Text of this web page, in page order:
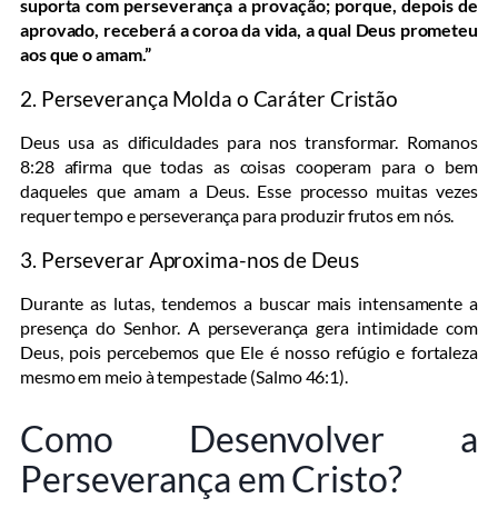
suporta com perseverança a provação; porque, depois de
aprovado, receberá a coroa da vida, a qual Deus prometeu
aos que o amam.”
2. Perseverança Molda o Caráter Cristão
Deus usa as dificuldades para nos transformar. Romanos
8:28 afirma que todas as coisas cooperam para o bem
daqueles que amam a Deus. Esse processo muitas vezes
requer tempo e perseverança para produzir frutos em nós.
3. Perseverar Aproxima-nos de Deus
Durante as lutas, tendemos a buscar mais intensamente a
presença do Senhor. A perseverança gera intimidade com
Deus, pois percebemos que Ele é nosso refúgio e fortaleza
mesmo em meio à tempestade (Salmo 46:1).
Como Desenvolver a
Perseverança em Cristo?